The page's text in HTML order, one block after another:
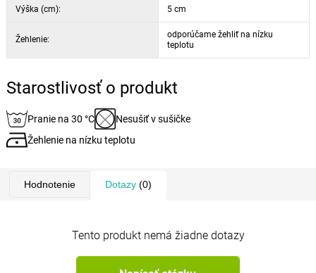
Výška (cm): 5 cm
Žehlenie:
odporúčame žehliť na nízku
teplotu
Starostlivosť o produkt
Pranie na 30 °C
Nesušiť v sušičke
Žehlenie na nízku teplotu
Hodnotenie Dotazy(0)
Tento produkt nemá žiadne dotazy